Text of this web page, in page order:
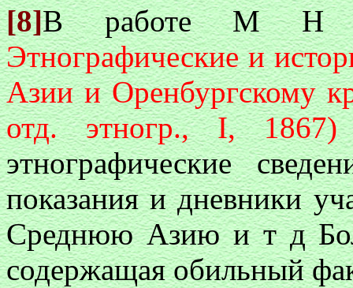
[8]В работе М Н
Этнографические и
Азии и Оренбургскому
отд. этногр., I, 1867)
этнографические
показания и дневники
Среднюю Азию и т д
содержащая обильный